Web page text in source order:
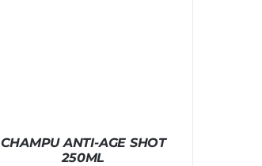
CHAMPU ANTI-AGE SHOT
250ML